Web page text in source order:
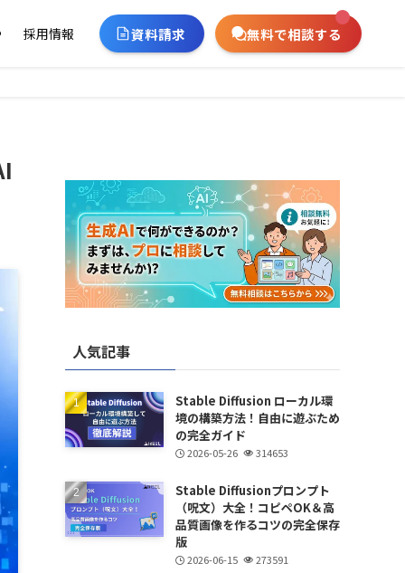
採用情報 資料請求 無料で相談する
人気記事
Stable Diffusion ローカル環
境の構築方法！自由に遊ぶため
の完全ガイド
2026-05-26 314653
Stable Diffusionプロンプト
（呪文）大全！コピペOK＆高
品質画像を作るコツの完全保存
版
2026-06-15 273591